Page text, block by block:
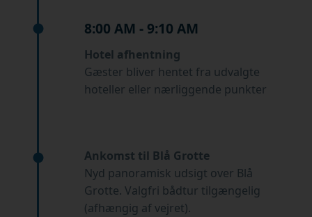
8:00 AM - 9:10 AM
Hotel afhentning
Gæster bliver hentet fra udvalgte
hoteller eller nærliggende punkter
Ankomst til Blå Grotte
Nyd panoramisk udsigt over Blå
Grotte. Valgfri bådtur tilgængelig
(afhængig af vejret).